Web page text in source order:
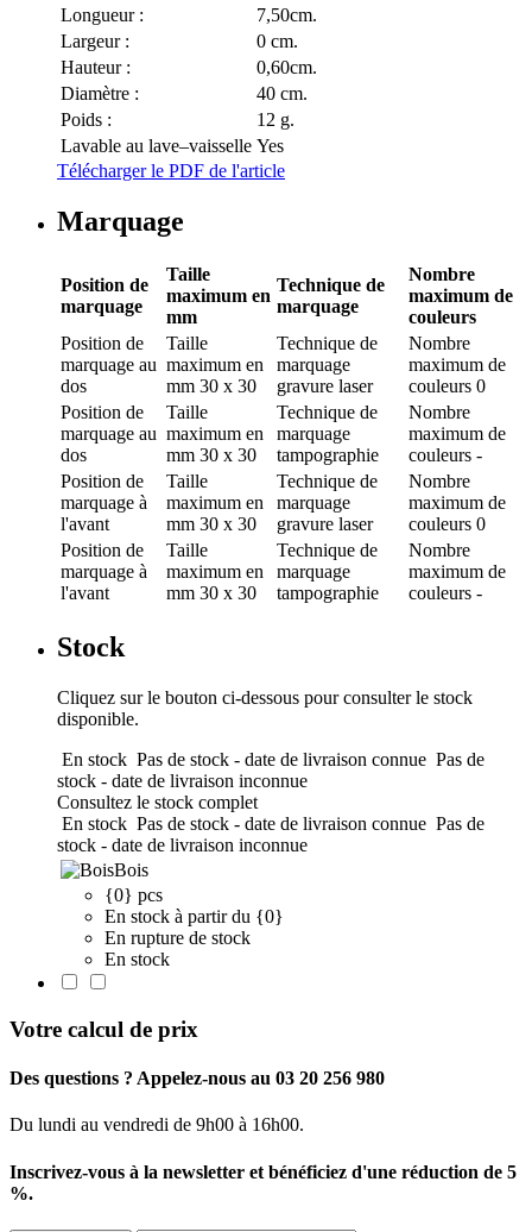
Longueur :
7,50cm.
Largeur :
0 cm.
Hauteur :
0,60cm.
Diamètre :
40 cm.
Poids :
12 g.
Lavable au lave–vaisselle Yes
Télécharger le PDF de l'article
Marquage
Position de
marquage
Taille
maximum en
mm
Technique de
marquage
Nombre
maximum de
couleurs
Position de
marquage au
dos
Taille
maximum en
mm 30 x 30
Technique de
marquage
gravure laser
Nombre
maximum de
couleurs 0
Position de
marquage au
dos
Taille
maximum en
mm 30 x 30
Technique de
marquage
tampographie
Nombre
maximum de
couleurs -
Position de
marquage à
l'avant
Taille
maximum en
mm 30 x 30
Technique de
marquage
gravure laser
Nombre
maximum de
couleurs 0
Position de
marquage à
l'avant
Taille
maximum en
mm 30 x 30
Technique de
marquage
tampographie
Nombre
maximum de
couleurs -
Stock
Cliquez sur le bouton ci-dessous pour consulter le stock
disponible.
En stock Pas de stock - date de livraison connue Pas de
stock - date de livraison inconnue
Consultez le stock complet
En stock Pas de stock - date de livraison connue Pas de
stock - date de livraison inconnue
Bois
{0} pcs
En stock à partir du {0}
En rupture de stock
En stock
Votre calcul de prix
Des questions ? Appelez-nous au 03 20 256 980
Du lundi au vendredi de 9h00 à 16h00.
Inscrivez-vous à la newsletter et bénéficiez d'une réduction de 5
%.